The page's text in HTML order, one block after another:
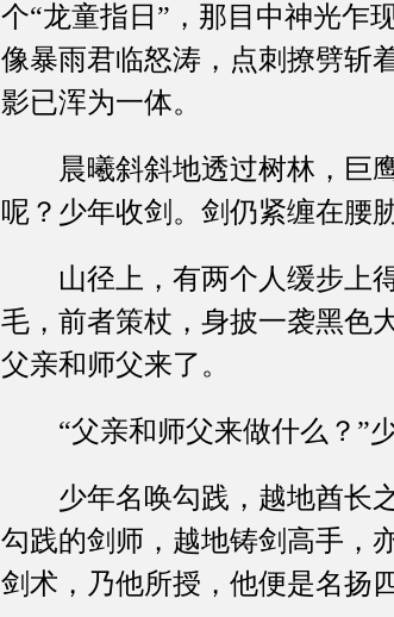
个“龙童指日”，那目中神光乍
像暴雨君临怒涛，点刺撩劈斩
影已浑为一体。
晨曦斜斜地透过树林，巨鹰
呢？少年收剑。剑仍紧缠在腰
山径上，有两个人缓步上得
毛，前者策杖，身披一袭黑色
父亲和师父来了。
“父亲和师父来做什么？”少
少年名唤勾践，越地酋长之
勾践的剑师，越地铸剑高手，
剑术，乃他所授，他便是名扬